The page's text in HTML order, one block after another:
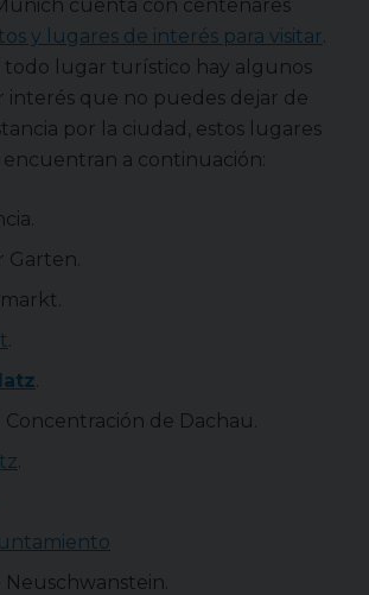
cuenta con centenares
y lugares de interés para visitar.
todo lugar turístico hay algunos
interés que no puedes dejar de
por la ciudad, estos lugares
encuentran a continuación:
Garten.
.
.
Concentración de Dachau.
.
Neuschwanstein.